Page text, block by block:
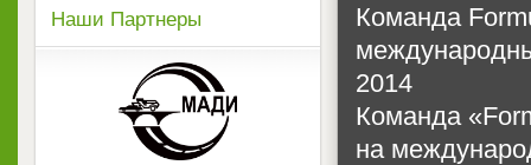
Команда
2014
Команда
на
Наши Партнеры